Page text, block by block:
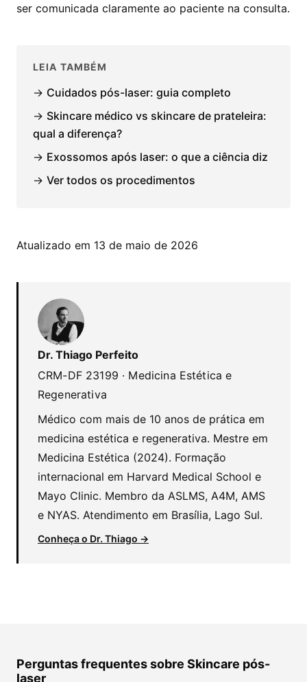
ser comunicada claramente ao paciente na consulta.
LEIA TAMBÉM
→ Cuidados pós-laser: guia completo
→ Skincare médico vs skincare de prateleira:
qual a diferença?
→ Exossomos após laser: o que a ciência diz
→ Ver todos os procedimentos
Atualizado em 13 de maio de 2026
Dr. Thiago Perfeito
CRM-DF 23199 · Medicina Estética e
Regenerativa
Médico com mais de 10 anos de prática em
medicina estética e regenerativa. Mestre em
Medicina Estética (2024). Formação
internacional em Harvard Medical School e
Mayo Clinic. Membro da ASLMS, A4M, AMS
e NYAS. Atendimento em Brasília, Lago Sul.
Conheça o Dr. Thiago →
Perguntas frequentes sobre Skincare pós-
laser